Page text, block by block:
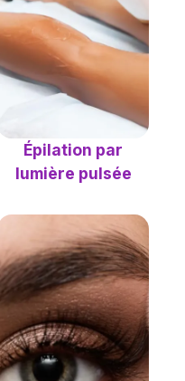
Épilation par
lumière pulsée